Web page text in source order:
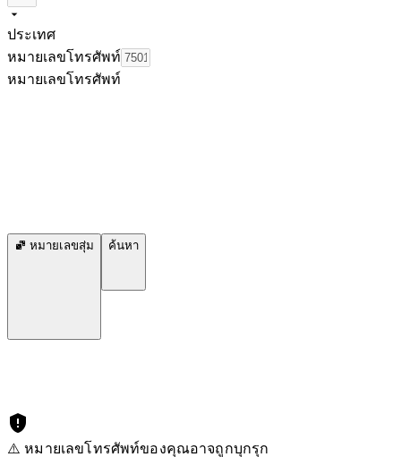
ประเทศ
หมายเลขโทรศัพท์
หมายเลขโทรศัพท์
หมายเลขสุ่ม ค้นหา
⚠️ หมายเลขโทรศัพท์ของคุณอาจถูกบุกรุก